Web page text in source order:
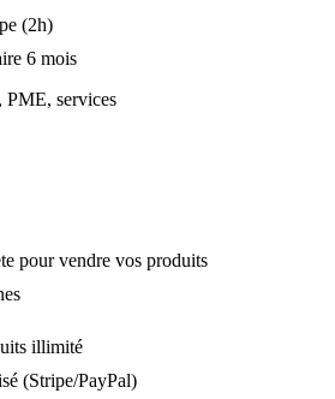
(2h)
6 mois
PME, services
pour vendre vos produits
illimité
(Stripe/PayPal)